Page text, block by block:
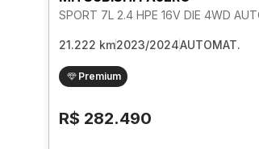
21.222 km2023/2024AUTOMAT.
Premium
R$ 282.490